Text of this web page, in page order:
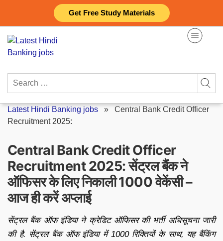
Get Free Study Materials
content
Search
Latest Hindi Banking jobs » Central Bank Credit Officer
Recruitment 2025:
Central Bank Credit Officer
Recruitment 2025: सेंट्रल बैंक ने
ऑफिसर के लिए निकाली 1000 वेकेंसी –
आज ही करें अप्लाई
सेंट्रल बैंक ऑफ इंडिया ने क्रेडिट ऑफिसर की भर्ती अधिसूचना जारी
की है. सेंट्रल बैंक ऑफ इंडिया में 1000 रिक्तियों के साथ, यह बैंकिंग